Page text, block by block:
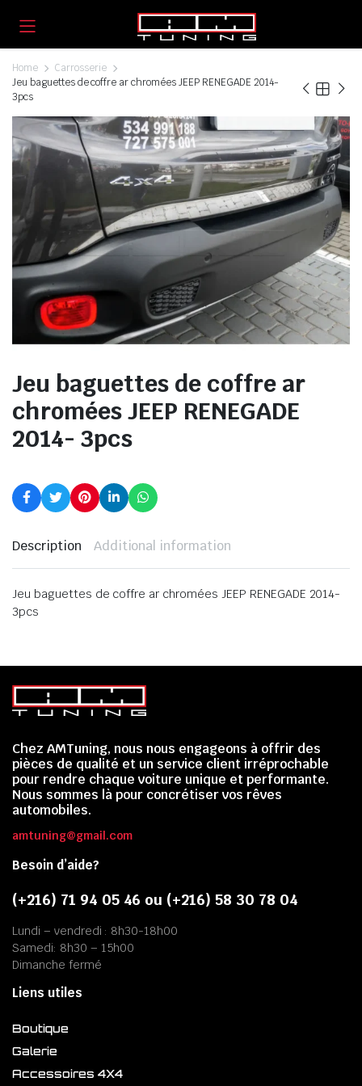
Home
Carrosserie
Jeu baguettes de coffre ar chromées JEEP RENEGADE 2014-
3pcs
Jeu baguettes de coffre ar
chromées JEEP RENEGADE
2014- 3pcs
Description Additional information
Jeu baguettes de coffre ar chromées JEEP RENEGADE 2014-
3pcs
Chez AMTuning, nous nous engageons à offrir des
pièces de qualité et un service client irréprochable
pour rendre chaque voiture unique et performante.
Nous sommes là pour concrétiser vos rêves
automobiles.
amtuning@gmail.com
Besoin d’aide?
(+216) 71 94 05 46 ou (+216) 58 30 78 04
Lundi – vendredi : 8h30-18h00
Samedi: 8h30 – 15h00
Dimanche fermé
Liens utiles
Boutique
Galerie
Accessoires 4X4